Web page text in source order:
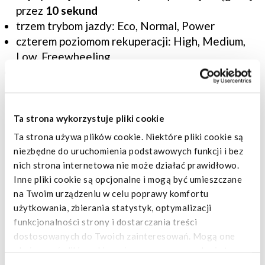
Ta strona wykorzystuje pliki cookie
Ta strona używa plików cookie. Niektóre pliki cookie są
niezbędne do uruchomienia podstawowych funkcji i bez
nich strona internetowa nie może działać prawidłowo.
Inne pliki cookie są opcjonalne i mogą być umieszczane
na Twoim urządzeniu w celu poprawy komfortu
użytkowania, zbierania statystyk, optymalizacji
funkcjonalności strony i dostarczania treści
dostosowanych do Twoich zainteresowań. Mogą one
przez 10 sekund
trzem trybom jazdy: Eco, Normal, Power
czterem poziomom rekuperacji: High, Medium,
Low, Freewheeling
płynnej, responsywnej jeździe dostosowanej do
pełnej kontroli.
ŁADOWNOŚĆ I PRZESTRZEŃ: NOWY
STANDARD W SWOJEJ KATEGORII
eSuperJolly wyznacza nowe standardy w swojej
klasie dzięki imponującym wartościom